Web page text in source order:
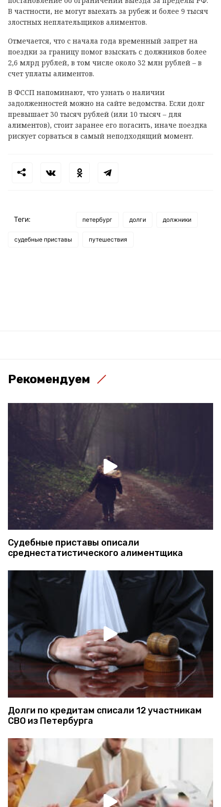
В частности, не могут выехать за рубеж и более 9 тысяч
злостных неплательщиков алиментов.
Отмечается, что с начала года временный запрет на
поездки за границу помог взыскать с должников более
2,6 млрд рублей, в том числе около 32 млн рублей – в
счет уплаты алиментов.
В ФССП напоминают, что узнать о наличии
задолженностей можно на сайте ведомства. Если долг
превышает 30 тысяч рублей (или 10 тысяч – для
алиментов), стоит заранее его погасить, иначе поездка
рискует сорваться в самый неподходящий момент.
Теги: петербург долги должники
судебные приставы путешествия
Рекомендуем
Судебные приставы описали
среднестатистического алиментщика
Долги по кредитам списали 12 участникам
СВО из Петербурга